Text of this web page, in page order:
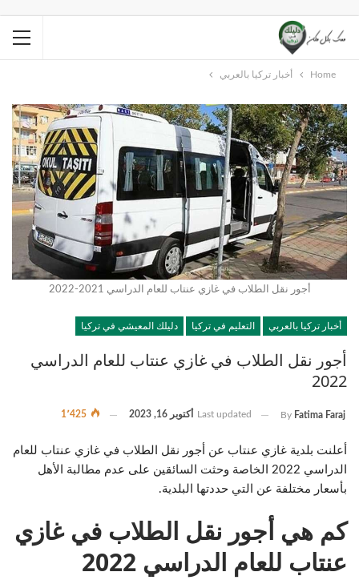
Home أخبار تركيا بالعربي
أجور نقل الطلاب في غازي عنتاب للعام الدراسي 2021-2022
أخبار تركيا بالعربي التعليم في تركيا دليلك المعيشي في تركيا
أجور نقل الطلاب في غازي عنتاب للعام الدراسي
2022
By Fatima Faraj
Last updated أكتوبر 16, 2023
أعلنت بلدية غازي عنتاب عن أجور نقل الطلاب في غازي عنتاب للعام
الدراسي 2022 الخاصة وحثت السائقين على عدم مطالبة الأهل
بأسعار مختلفة عن التي حددتها البلدية.
كم هي أجور نقل الطلاب في غازي
عنتاب للعام الدراسي 2022